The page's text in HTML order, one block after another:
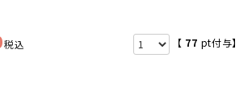
税込 【 77 pt付与】